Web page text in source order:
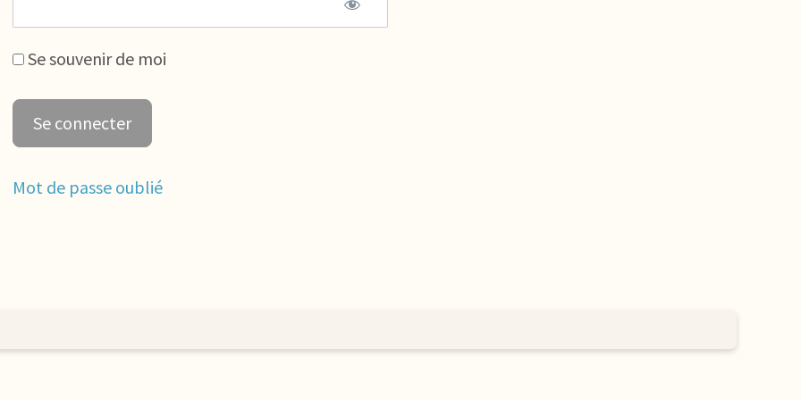
Se souvenir de moi
Mot de passe oublié